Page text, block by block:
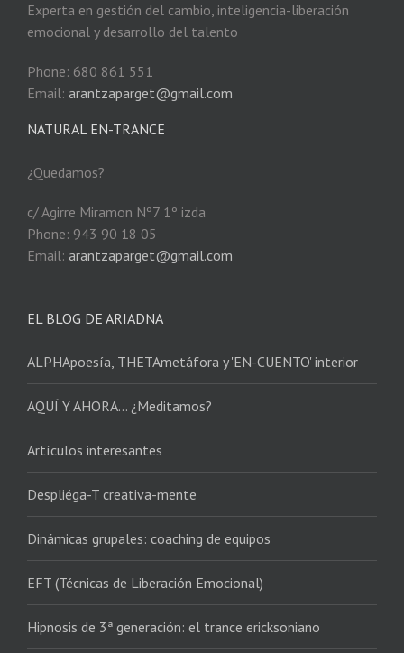
Experta en gestión del cambio, inteligencia-liberación
emocional y desarrollo del talento
Phone: 680 861 551
Email: arantzaparget@gmail.com
NATURAL EN-TRANCE
¿Quedamos?
c/ Agirre Miramon Nº7 1º izda
Phone: 943 90 18 05
Email: arantzaparget@gmail.com
EL BLOG DE ARIADNA
ALPHApoesía, THETAmetáfora y 'EN-CUENTO' interior
AQUÍ Y AHORA… ¿Meditamos?
Artículos interesantes
Despliéga-T creativa-mente
Dinámicas grupales: coaching de equipos
EFT (Técnicas de Liberación Emocional)
Hipnosis de 3ª generación: el trance ericksoniano